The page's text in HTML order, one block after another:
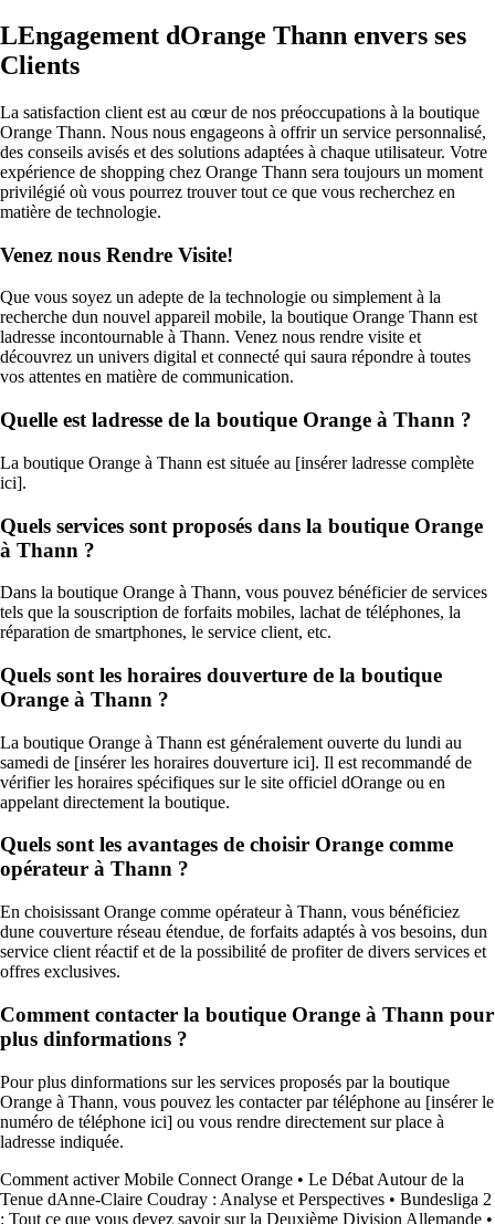
LEngagement dOrange Thann envers ses
Clients
La satisfaction client est au cœur de nos préoccupations à la boutique
Orange Thann. Nous nous engageons à offrir un service personnalisé,
des conseils avisés et des solutions adaptées à chaque utilisateur. Votre
expérience de shopping chez Orange Thann sera toujours un moment
privilégié où vous pourrez trouver tout ce que vous recherchez en
matière de technologie.
Venez nous Rendre Visite!
Que vous soyez un adepte de la technologie ou simplement à la
recherche dun nouvel appareil mobile, la boutique Orange Thann est
ladresse incontournable à Thann. Venez nous rendre visite et
découvrez un univers digital et connecté qui saura répondre à toutes
vos attentes en matière de communication.
Quelle est ladresse de la boutique Orange à Thann ?
La boutique Orange à Thann est située au [insérer ladresse complète
ici].
Quels services sont proposés dans la boutique Orange
à Thann ?
Dans la boutique Orange à Thann, vous pouvez bénéficier de services
tels que la souscription de forfaits mobiles, lachat de téléphones, la
réparation de smartphones, le service client, etc.
Quels sont les horaires douverture de la boutique
Orange à Thann ?
La boutique Orange à Thann est généralement ouverte du lundi au
samedi de [insérer les horaires douverture ici]. Il est recommandé de
vérifier les horaires spécifiques sur le site officiel dOrange ou en
appelant directement la boutique.
Quels sont les avantages de choisir Orange comme
opérateur à Thann ?
En choisissant Orange comme opérateur à Thann, vous bénéficiez
dune couverture réseau étendue, de forfaits adaptés à vos besoins, dun
service client réactif et de la possibilité de profiter de divers services et
offres exclusives.
Comment contacter la boutique Orange à Thann pour
plus dinformations ?
Pour plus dinformations sur les services proposés par la boutique
Orange à Thann, vous pouvez les contacter par téléphone au [insérer le
numéro de téléphone ici] ou vous rendre directement sur place à
ladresse indiquée.
Comment activer Mobile Connect Orange • Le Débat Autour de la
Tenue dAnne-Claire Coudray : Analyse et Perspectives • Bundesliga 2
: Tout ce que vous devez savoir sur la Deuxième Division Allemande •